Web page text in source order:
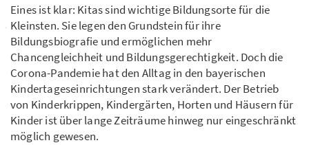
Eines ist klar: Kitas sind wichtige Bildungsorte für die
Kleinsten. Sie legen den Grundstein für ihre
Bildungsbiografie und ermöglichen mehr
Chancengleichheit und Bildungsgerechtigkeit. Doch die
Corona-Pandemie hat den Alltag in den bayerischen
Kindertageseinrichtungen stark verändert. Der Betrieb
von Kinderkrippen, Kindergärten, Horten und Häusern für
Kinder ist über lange Zeiträume hinweg nur eingeschränkt
möglich gewesen.